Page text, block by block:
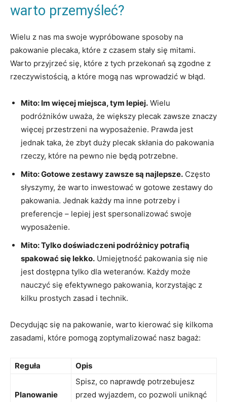
warto przemyśleć?
Wielu z nas ma swoje wypróbowane sposoby na
pakowanie plecaka, które z czasem stały się mitami.
Warto przyjrzeć się, ⁣które z tych przekonań są zgodne z
rzeczywistością, ‍a które mogą nas wprowadzić w błąd.
Mito: Im więcej miejsca, tym lepiej. Wielu
podróżników ⁤uważa, że większy plecak zawsze znaczy⁢
więcej przestrzeni na wyposażenie. Prawda jest
jednak taka, ​że zbyt duży plecak⁢ skłania do pakowania
rzeczy, które⁣ na pewno nie będą potrzebne.
Mito:​ Gotowe zestawy zawsze są najlepsze. Często
słyszymy, że warto inwestować w gotowe zestawy do ​
pakowania. Jednak każdy ma inne potrzeby i
preferencje – lepiej jest spersonalizować swoje
wyposażenie.
Mito: Tylko doświadczeni podróżnicy potrafią
spakować się ​lekko. Umiejętność pakowania się nie
jest dostępna tylko dla weteranów. ⁤Każdy może
nauczyć się efektywnego pakowania, korzystając z
kilku prostych zasad i technik.
Decydując się na pakowanie, warto kierować ​się kilkoma
zasadami, które pomogą zoptymalizować nasz bagaż:
Reguła Opis
Planowanie
Spisz, co naprawdę potrzebujesz
przed ‌wyjazdem, co pozwoli uniknąć